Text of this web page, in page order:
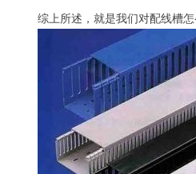
综上所述，就是我们对配线槽